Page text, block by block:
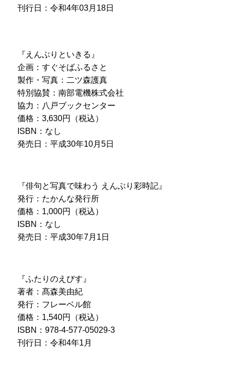
刊行日：令和4年03月18日
『えんぶりといきる』
企画：すぐそばふるさと
製作・写真：二ツ森護真
特別協賛：南部電機株式会社
協力：八戸ブックセンター
価格：3,630円（税込）
ISBN：なし
発売日：平成30年10月5日
『俳句と写真で味わう えんぶり彩時記』
発行：たかんな発行所
価格：1,000円（税込）
ISBN：なし
発売日：平成30年7月1日
『ふたりのえびす』
著者：髙森美由紀
発行：フレーベル館
価格：1,540円（税込）
ISBN：978-4-577-05029-3
刊行日：令和4年1月